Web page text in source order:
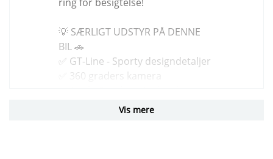
💡 SÆRLIGT UDSTYR PÅ DENNE
BIL 🚗
✅ GT-Line - Sporty designdetaljer
✅ 360 graders kamera
Vis mere